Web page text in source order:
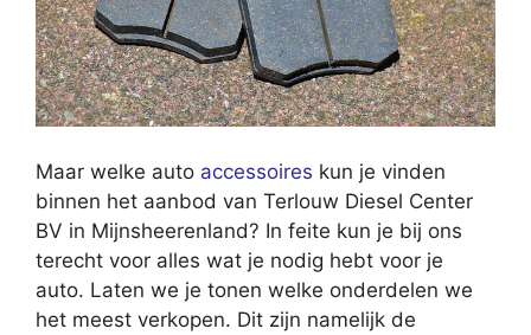
Maar welke auto accessoires kun je vinden
binnen het aanbod van Terlouw Diesel Center
BV in Mijnsheerenland? In feite kun je bij ons
terecht voor alles wat je nodig hebt voor je
auto. Laten we je tonen welke onderdelen we
het meest verkopen. Dit zijn namelijk de